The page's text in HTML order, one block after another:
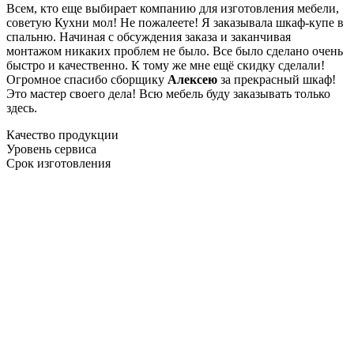
Всем, кто еще выбирает компанию для изготовления мебели,
советую Кухни мол! Не пожалеете! Я заказывала шкаф-купе в
спальню. Начиная с обсуждения заказа и заканчивая
монтажом никаких проблем не было. Все было сделано очень
быстро и качественно. К тому же мне ещё скидку сделали!
Огромное спасибо сборщику Алексею за прекрасный шкаф!
Это мастер своего дела! Всю мебель буду заказывать только
здесь.
Качество продукции
Уровень сервиса
Срок изготовления